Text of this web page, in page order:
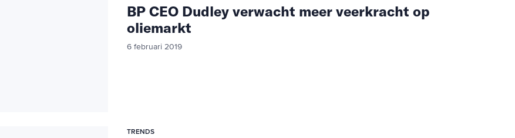
BP CEO Dudley verwacht meer veerkracht op
oliemarkt
6 februari 2019
TRENDS